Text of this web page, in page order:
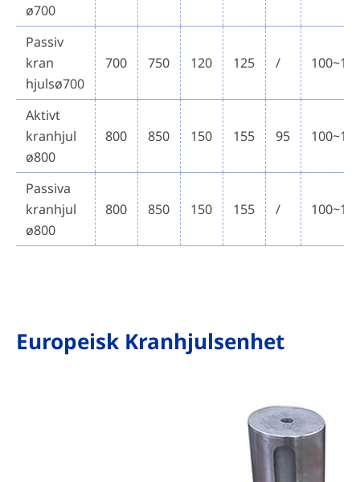
ø700
Passiv
kran
hjulsø700
700 750 120 125 /
Aktivt
kranhjul
ø800
800 850 150 155 95
Passiva
kranhjul
ø800
800 850 150 155 /
Europeisk Kranhjulsenhet